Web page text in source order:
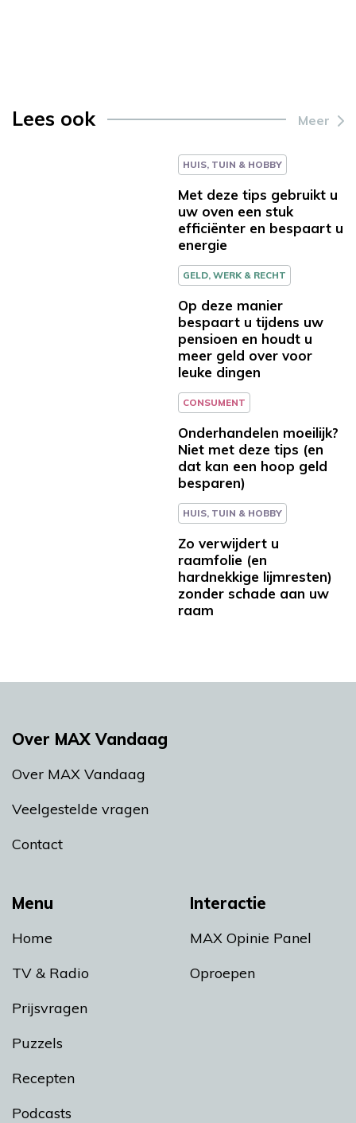
Lees ook Meer
HUIS, TUIN & HOBBY
Met deze tips gebruikt u
uw oven een stuk
efficiënter en bespaart u
energie
GELD, WERK & RECHT
Op deze manier
bespaart u tijdens uw
pensioen en houdt u
meer geld over voor
leuke dingen
CONSUMENT
Onderhandelen moeilijk?
Niet met deze tips (en
dat kan een hoop geld
besparen)
HUIS, TUIN & HOBBY
Zo verwijdert u
raamfolie (en
hardnekkige lijmresten)
zonder schade aan uw
raam
Menu
Home
TV & Radio
Prijsvragen
Puzzels
Recepten
Podcasts
Interactie
MAX Opinie Panel
Oproepen
Over MAX Vandaag
Over MAX Vandaag
Veelgestelde vragen
Contact